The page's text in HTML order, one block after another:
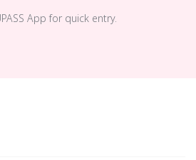
App for quick entry.